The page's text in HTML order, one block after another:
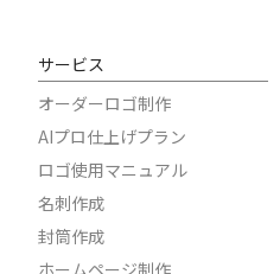
サービス
オーダーロゴ制作
AIプロ仕上げプラン
ロゴ使用マニュアル
名刺作成
封筒作成